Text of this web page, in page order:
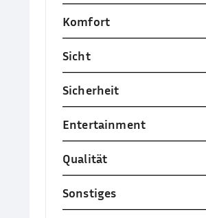
Komfort
Sicht
Sicherheit
Entertainment
Qualität
Sonstiges